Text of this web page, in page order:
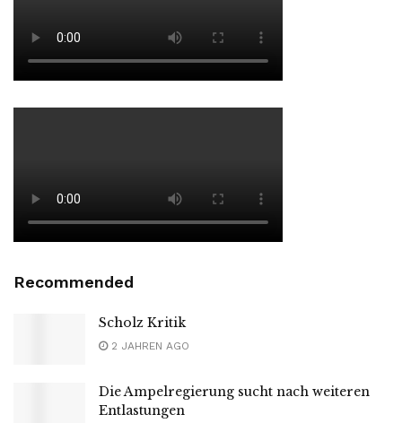
Recommended
Scholz Kritik
2 JAHREN AGO
Die Ampelregierung sucht nach weiteren
Entlastungen